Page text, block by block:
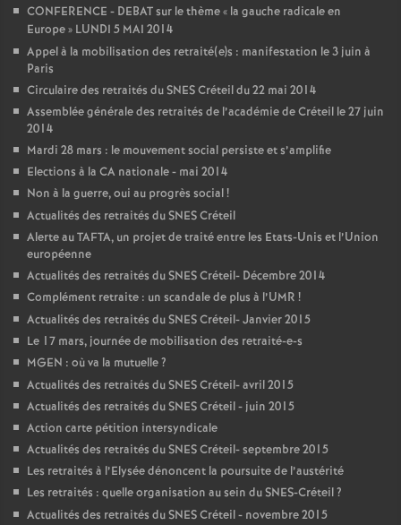
CONFERENCE - DEBATsur le thème « la gauche radicale en
Europe» LUNDI 5 MAI 2014
Appel à la mobilisation des retraité(e)s : manifestation le 3 juin à
Paris
Circulaire des retraités duSNESCréteil du 22 mai 2014
Assemblée générale des retraités de l’académie de Créteil le 27 juin
2014
Mardi 28 mars : le mouvement social persiste et s’amplifie
Elections à la CA nationale - mai 2014
Non à la guerre, oui au progrès social!
Actualités des retraités duSNESCréteil
Alerte auTAFTA, un projet de traité entre les Etats-Unis et l’Union
européenne
Actualités des retraités duSNESCréteil- Décembre 2014
Complément retraite : un scandale de plus à l’UMR !
Actualités des retraités duSNESCréteil- Janvier 2015
Le 17 mars, journée de mobilisation des retraité-e-s
MGEN : où va la mutuelle?
Actualités des retraités duSNESCréteil- avril 2015
Actualités des retraités duSNESCréteil - juin 2015
Action carte pétition intersyndicale
Actualités des retraités duSNESCréteil- septembre 2015
Les retraités à l’Elysée dénoncent la poursuite de l’austérité
Les retraités : quelle organisation au sein duSNES-Créteil?
Actualités des retraités duSNESCréteil - novembre 2015